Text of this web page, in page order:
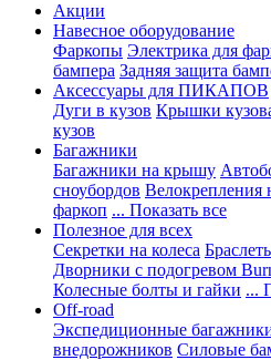
Акции
Навесное оборудование
Фаркопы Электрика для
бампера Задняя защита
Аксессуары для ПИКАПОВ
Дуги в кузов Крышки
кузов
Багажники
Багажники на крышу
сноубордов Велокрепления
фаркоп ... Показать все
Полезное для всех
Секретки на колеса
Дворники с подогревом
Колесные болты и гайки ...
Off-road
Экспедиционные
внедорожников Силовые